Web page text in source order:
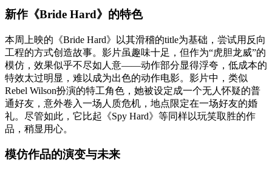
新作《Bride Hard》的特色
本周上映的《Bride Hard》以其滑稽的title为基础，尝试用反向
工程的方式创造故事。影片虽趣味十足，但作为“虎胆龙威”的
模仿，效果似乎不尽如人意——动作部分显得浮夸，低成本的
特效太过明显，难以成为出色的动作电影。影片中，类似
Rebel Wilson扮演的特工角色，她被设定成一个无人怀疑的普
通好友，意外卷入一场人质危机，地点限定在一场好友的婚
礼。尽管如此，它比起《Spy Hard》等同样以玩笑取胜的作
品，稍显用心。
模仿作品的演变与未来